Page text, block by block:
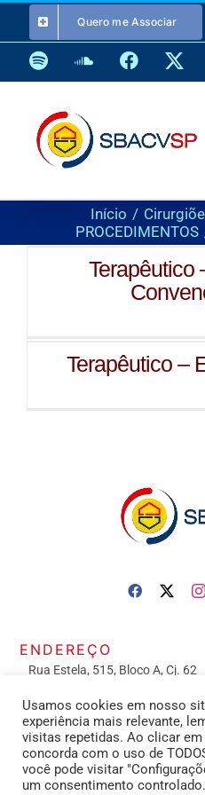
o
conteúdo
Quero me Associar
SpotifySoundCloud
Início
PROCEDIMENTOS
Terapêutico
Terapêutico –
ENDEREÇO
Rua Estela, 515, Bloco A, Cj. 62
ATENDIMENTO de 9h
CONTATOS
Usamos cookies em nosso
experiência mais relevante,
visitas repetidas. Ao clicar em
concorda com o uso de
você pode visitar
um consentimento controlado.